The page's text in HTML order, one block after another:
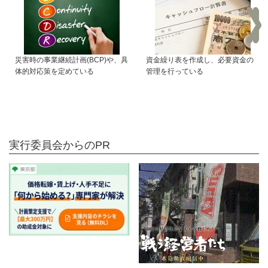
災害時の事業継続計画(BCP)や、具
体的対応策を定めている
資金繰り表を作成し、必要資金の
管理を行っている
実行委員会からのPR